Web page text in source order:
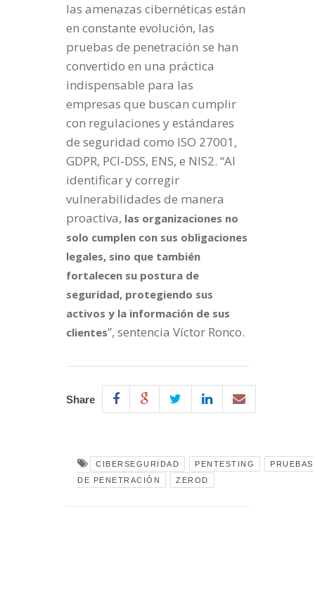
las amenazas cibernéticas están
en constante evolución, las
pruebas de penetración se han
convertido en una práctica
indispensable para las
empresas que buscan cumplir
con regulaciones y estándares
de seguridad como ISO 27001,
GDPR, PCI-DSS, ENS, e NIS2. “Al
identificar y corregir
vulnerabilidades de manera
proactiva, las organizaciones no
solo cumplen con sus obligaciones
legales, sino que también
fortalecen su postura de
seguridad, protegiendo sus
activos y la información de sus
clientes”, sentencia Víctor Ronco.
Share
CIBERSEGURIDAD PENTESTING
PRUEBAS
DE PENETRACIÓN
ZEROD